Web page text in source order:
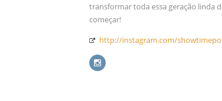
transformar toda essa geração linda
começar!
http://instagram.com/